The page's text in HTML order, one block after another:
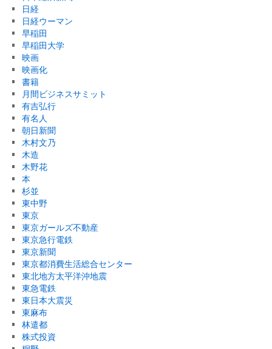
日経
日経ウーマン
早稲田
早稲田大学
映画
映画化
書籍
月間ビジネスサミット
有吉弘行
有名人
朝日新聞
木村文乃
木造
木野花
本
杉並
東中野
東京
東京ガールズ不動産
東京急行電鉄
東京新聞
東京都消費生活総合センター
東北地方太平洋沖地震
東急電鉄
東日本大震災
東麻布
林遣都
株式投資